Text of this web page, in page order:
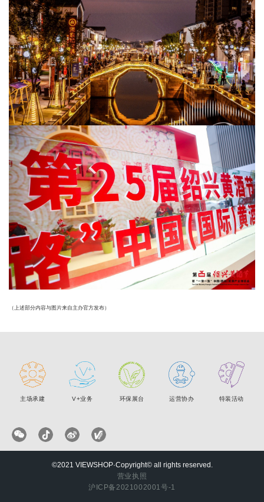
（上述部分内容与图片来自主办官方发布）
主场承建 V+业务 环保展台 运营协办 特装活动
©2021 VIEWSHOP·Copyright© all rights reserved.
营业执照
沪ICP备2021002001号-1